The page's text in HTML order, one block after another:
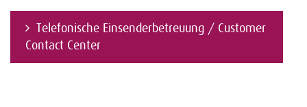
Telefonische Einsenderbetreuung / Customer
Contact Center